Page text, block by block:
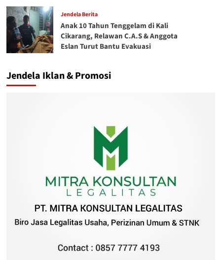
Jendela Berita
Anak 10 Tahun Tenggelam di Kali
Cikarang, Relawan C.A.S & Anggota
Eslan Turut Bantu Evakuasi
Jendela Iklan & Promosi